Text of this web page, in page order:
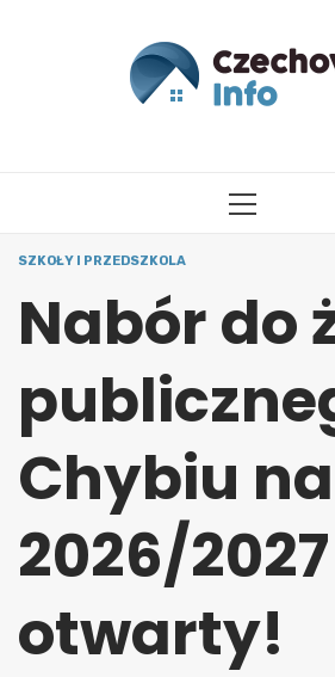
PRIMARY
SZKOŁY I PRZEDSZKOLA
Nabór do
Chybiu
2026/
otwarty!